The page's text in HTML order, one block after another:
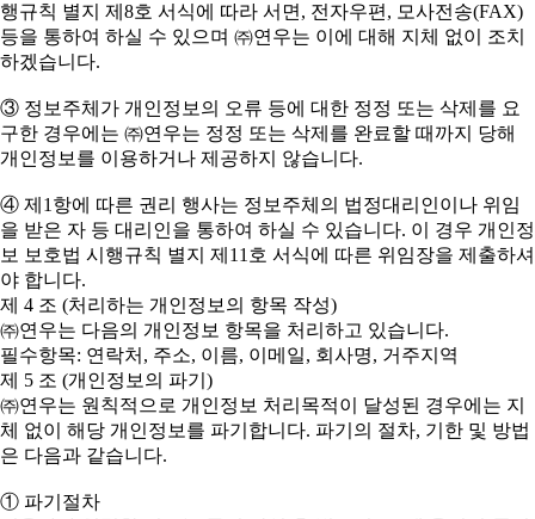
행규칙 별지 제8호 서식에 따라 서면, 전자우편, 모사전송(FAX)
등을 통하여 하실 수 있으며 ㈜연우는 이에 대해 지체 없이 조치
하겠습니다.
③ 정보주체가 개인정보의 오류 등에 대한 정정 또는 삭제를 요
구한 경우에는 ㈜연우는 정정 또는 삭제를 완료할 때까지 당해
개인정보를 이용하거나 제공하지 않습니다.
④ 제1항에 따른 권리 행사는 정보주체의 법정대리인이나 위임
을 받은 자 등 대리인을 통하여 하실 수 있습니다. 이 경우 개인정
보 보호법 시행규칙 별지 제11호 서식에 따른 위임장을 제출하셔
야 합니다.
제 4 조 (처리하는 개인정보의 항목 작성)
㈜연우는 다음의 개인정보 항목을 처리하고 있습니다.
필수항목: 연락처, 주소, 이름, 이메일, 회사명, 거주지역
제 5 조 (개인정보의 파기)
㈜연우는 원칙적으로 개인정보 처리목적이 달성된 경우에는 지
체 없이 해당 개인정보를 파기합니다. 파기의 절차, 기한 및 방법
은 다음과 같습니다.
① 파기절차